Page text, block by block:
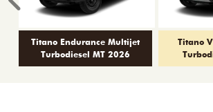
Titano Endurance Multijet
Turbodiesel MT 2026
Titano
Anterior